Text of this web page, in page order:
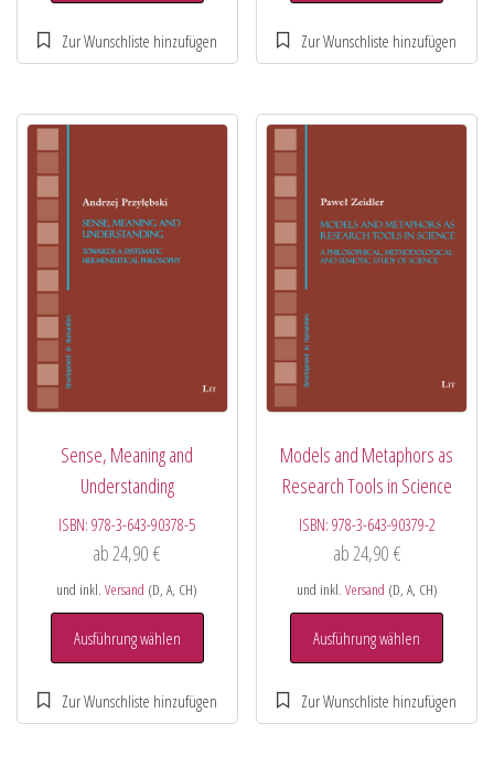
Sense, Meaning and
Understanding
ISBN:978-3-643-90378-5
ab24,90€
und inkl.Versand (D, A, CH)
Ausführung wählen
Models and Metaphors as
Research Tools in Science
ISBN: 978-3-643-90379-2
ab24,90 €
und inkl. Versand (D, A, CH)
Ausführung wählen